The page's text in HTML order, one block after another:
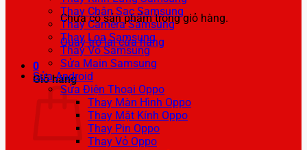
Chưa có sản phẩm trong giỏ hàng.
Quay trở lại cửa hàng
0
Giỏ hàng
Thay Chân Sạc Samsung
Thay Camera Samsung
Thay Loa Samsung
Thay Vỏ Samsung
Sửa Main Samsung
Sửa Android
Sửa Điện Thoại Oppo
Thay Màn Hình Oppo
Thay Mặt Kính Oppo
Thay Pin Oppo
Thay Vỏ Oppo